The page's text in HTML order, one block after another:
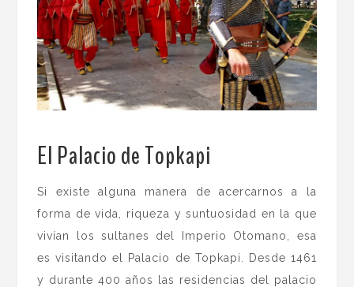
El Palacio de Topkapi
Si existe alguna manera de acercarnos a la
forma de vida, riqueza y suntuosidad en la que
vivían los sultanes del Imperio Otomano, esa
es visitando el Palacio de Topkapi. Desde 1461
y durante 400 años las residencias del palacio